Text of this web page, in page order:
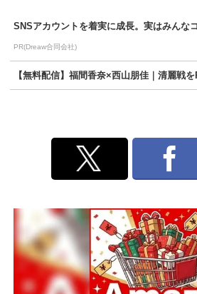
SNSアカウントを着実に成長。実はみんな
PR(Dreaw合同会社)
【無料配信】福間香奈×西山朋佳｜清麗戦を